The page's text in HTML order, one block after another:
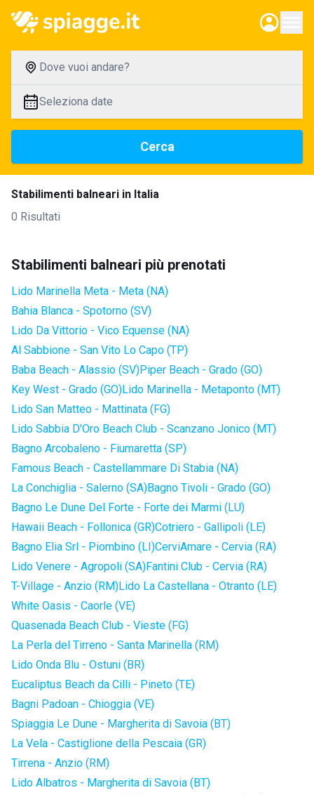
Dove vuoi andare?
Seleziona date
Cerca
Stabilimenti balneari in Italia
0 Risultati
Stabilimenti balneari più prenotati
Lido Marinella Meta - Meta (NA)
Bahia Blanca - Spotorno (SV)
Lido Da Vittorio - Vico Equense (NA)
Al Sabbione - San Vito Lo Capo (TP)
Baba Beach - Alassio (SV)Piper Beach - Grado (GO)
Key West - Grado (GO)Lido Marinella - Metaponto (MT)
Lido San Matteo - Mattinata (FG)
Lido Sabbia D'Oro Beach Club - Scanzano Jonico (MT)
Bagno Arcobaleno - Fiumaretta (SP)
Famous Beach - Castellammare Di Stabia (NA)
La Conchiglia - Salerno (SA)Bagno Tivoli - Grado (GO)
Bagno Le Dune Del Forte - Forte dei Marmi (LU)
Hawaii Beach - Follonica (GR)Cotriero - Gallipoli (LE)
Bagno Elia Srl - Piombino (LI)CerviAmare - Cervia (RA)
Lido Venere - Agropoli (SA)Fantini Club - Cervia (RA)
T-Village - Anzio (RM)Lido La Castellana - Otranto (LE)
White Oasis - Caorle (VE)
Quasenada Beach Club - Vieste (FG)
La Perla del Tirreno - Santa Marinella (RM)
Lido Onda Blu - Ostuni (BR)
Eucaliptus Beach da Cilli - Pineto (TE)
Bagni Padoan - Chioggia (VE)
Spiaggia Le Dune - Margherita di Savoia (BT)
La Vela - Castiglione della Pescaia (GR)
Tirrena - Anzio (RM)
Lido Albatros - Margherita di Savoia (BT)